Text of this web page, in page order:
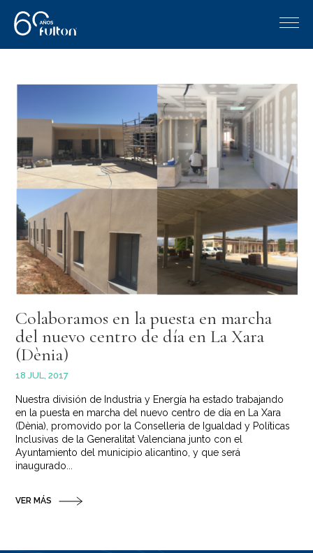
Colaboramos en la puesta en marcha
del nuevo centro de día en La Xara
(Dènia)
18 JUL, 2017
Nuestra división de Industria y Energía ha estado trabajando
en la puesta en marcha del nuevo centro de día en La Xara
(Dènia), promovido por la Conselleria de Igualdad y Políticas
Inclusivas de la Generalitat Valenciana junto con el
Ayuntamiento del municipio alicantino, y que será
inaugurado...
VER MÁS